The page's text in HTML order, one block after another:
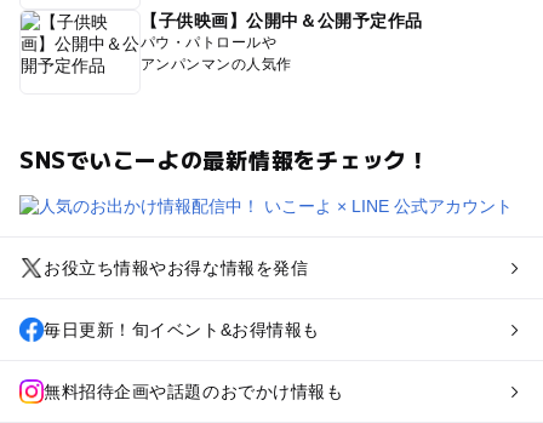
【子供映画】公開中＆公開予定作品
パウ・パトロールや
アンパンマンの人気作
SNSでいこーよの最新情報をチェック！
お役立ち情報やお得な情報を発信
毎日更新！旬イベント&お得情報も
無料招待企画や話題のおでかけ情報も